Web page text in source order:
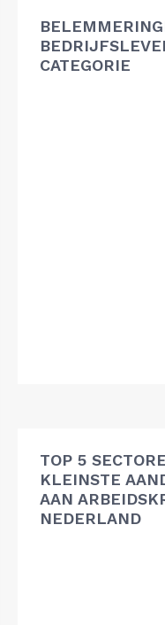
CATEGORIE
TOP 5
KLEINSTE
AAN
NEDERLAND